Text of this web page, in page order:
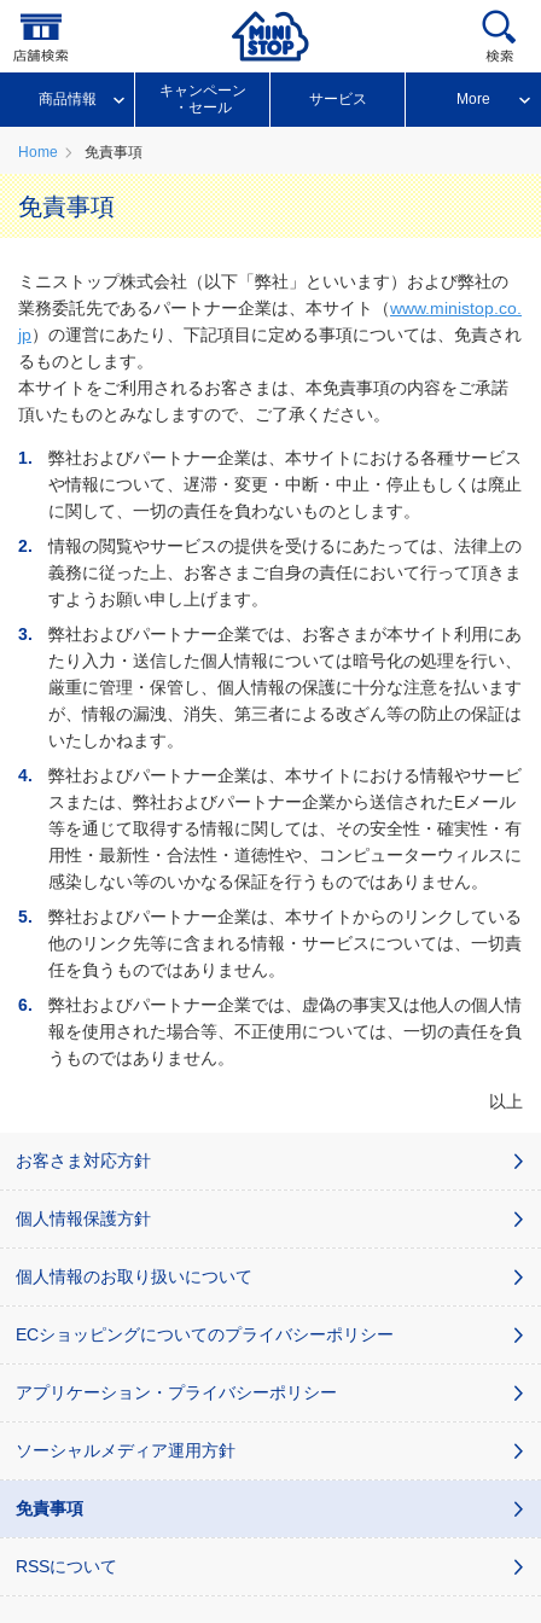
商品情報
キャンペーン
・セール
サービス More
Home 免責事項
免責事項
ミニストップ株式会社（以下「弊社」といいます）および弊社の
業務委託先であるパートナー企業は、本サイト（www.ministop.co.
jp）の運営にあたり、下記項目に定める事項については、免責され
るものとします。
本サイトをご利用されるお客さまは、本免責事項の内容をご承諾
頂いたものとみなしますので、ご了承ください。
1.
弊社およびパートナー企業は、本サイトにおける各種サービス
や情報について、遅滞・変更・中断・中止・停止もしくは廃止
に関して、一切の責任を負わないものとします。
2.
情報の閲覧やサービスの提供を受けるにあたっては、法律上の
義務に従った上、お客さまご自身の責任において行って頂きま
すようお願い申し上げます。
3.
弊社およびパートナー企業では、お客さまが本サイト利用にあ
たり入力・送信した個人情報については暗号化の処理を行い、
厳重に管理・保管し、個人情報の保護に十分な注意を払います
が、情報の漏洩、消失、第三者による改ざん等の防止の保証は
いたしかねます。
4.
弊社およびパートナー企業は、本サイトにおける情報やサービ
スまたは、弊社およびパートナー企業から送信されたEメール
等を通じて取得する情報に関しては、その安全性・確実性・有
用性・最新性・合法性・道徳性や、コンピューターウィルスに
感染しない等のいかなる保証を行うものではありません。
5.
弊社およびパートナー企業は、本サイトからのリンクしている
他のリンク先等に含まれる情報・サービスについては、一切責
任を負うものではありません。
6.
弊社およびパートナー企業では、虚偽の事実又は他人の個人情
報を使用された場合等、不正使用については、一切の責任を負
うものではありません。
以上
お客さま対応方針
個人情報保護方針
個人情報のお取り扱いについて
ECショッピングについてのプライバシーポリシー
アプリケーション・プライバシーポリシー
ソーシャルメディア運用方針
免責事項
RSSについて